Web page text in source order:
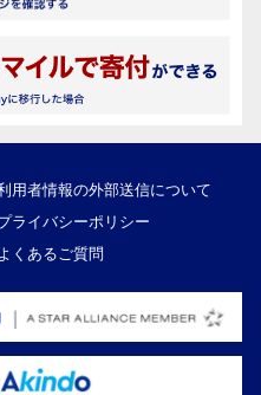
用者情報の外部送信について
ライバシーポリシー
よくあるご質問